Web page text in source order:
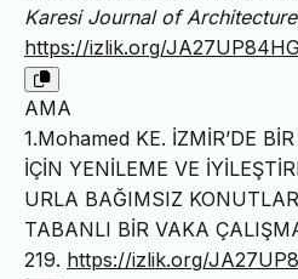
Karesi Journal of Architecture
https://izlik.org/
AMA
1.Mohamed KE. İZMİR’DE
İÇİN YENİLEME VE
URLA BAĞIMSIZ
TABANLI BİR VAKA
219. https://izlik.org/